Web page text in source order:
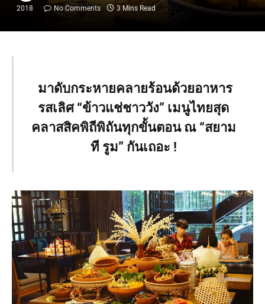
2018
No Comments 3 Mins Read
มาดับกระหายคลายร้อนด้วยอาหาร
รสเลิศ “ข้าวแช่ชาววัง” เมนูไทยสุด
คลาสสิคพิถีพิถันทุกขั้นตอน ณ “สยาม
ที รูม” กันเถอะ !